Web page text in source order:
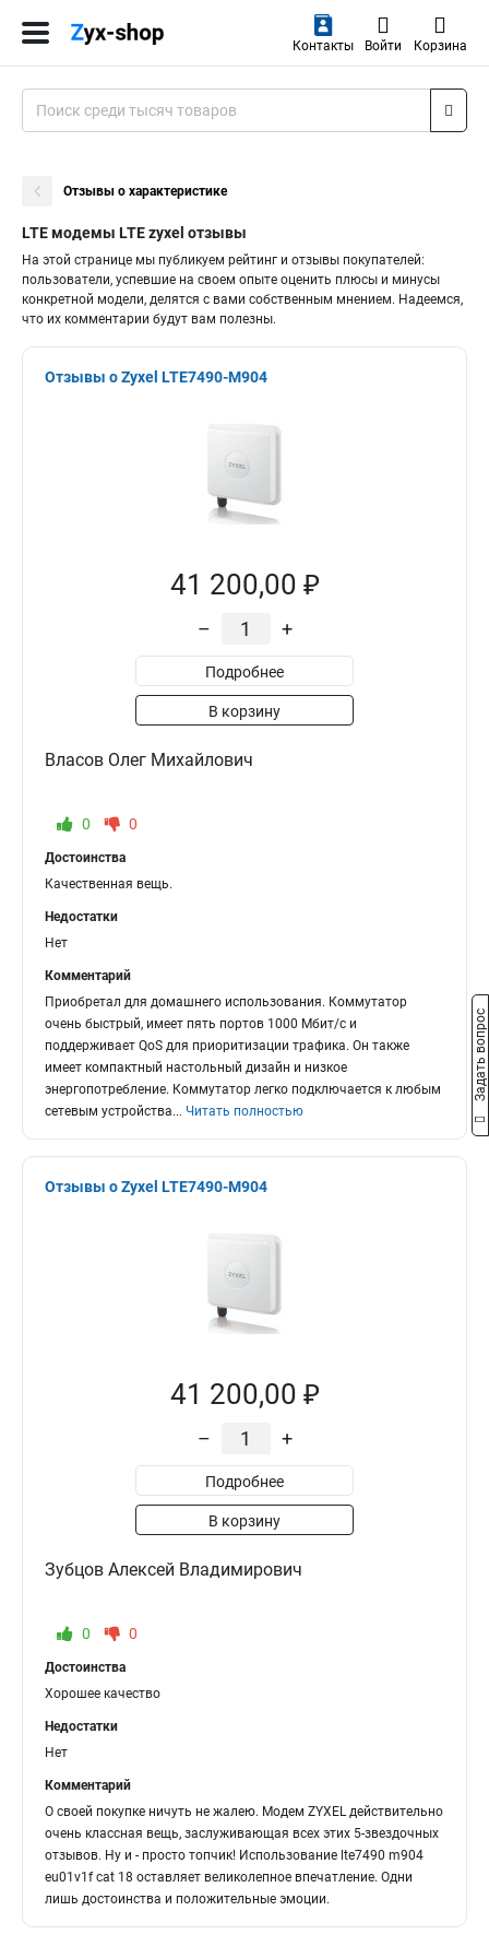
Контакты Войти Корзина
Отзывы о характеристике
LTE модемы LTE zyxel отзывы
На этой странице мы публикуем рейтинг и отзывы покупателей:
пользователи, успевшие на своем опыте оценить плюсы и минусы
конкретной модели, делятся с вами собственным мнением. Надеемся,
что их комментарии будут вам полезны.
Отзывы о Zyxel LTE7490-M904
41 200,00 ₽
– +
Подробнее
В корзину
Власов Олег Михайлович
0 0
Достоинства
Качественная вещь.
Недостатки
Нет
Комментарий
Приобретал для домашнего использования. Коммутатор
очень быстрый, имеет пять портов 1000 Мбит/с и
поддерживает QoS для приоритизации трафика. Он также
имеет компактный настольный дизайн и низкое
энергопотребление. Коммутатор легко подключается к любым
сетевым устройства... Читать полностью
Отзывы о Zyxel LTE7490-M904
41 200,00 ₽
– +
Подробнее
В корзину
Зубцов Алексей Владимирович
0 0
Достоинства
Хорошее качество
Недостатки
Нет
Комментарий
О своей покупке ничуть не жалею. Модем ZYXEL действительно
очень классная вещь, заслуживающая всех этих 5-звездочных
отзывов. Ну и - просто топчик! Использование lte7490 m904
eu01v1f cat 18 оставляет великолепное впечатление. Одни
лишь достоинства и положительные эмоции.
Задать вопрос